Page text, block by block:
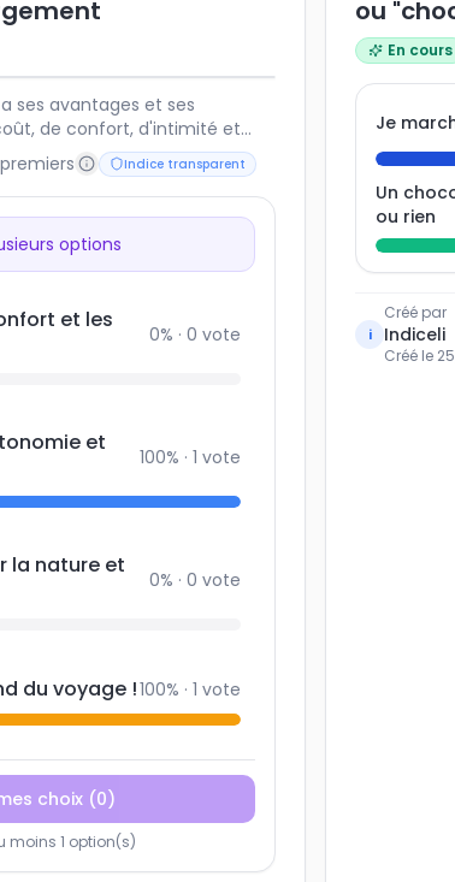
ses avantages et ses
de confort, d'intimité et
souvent du budget, du
de voyage recherché.
des vacances réussies !
Indice transparent
options
et les
0% · 0 vote
et
100% · 1 vote
la nature et
0% · 0 vote
du voyage !100% · 1 vote
choix (0)
moins 1 option(s)
ou
En cours
Je
Un
ou rien
i
Créé par
Indiceli
Créé le